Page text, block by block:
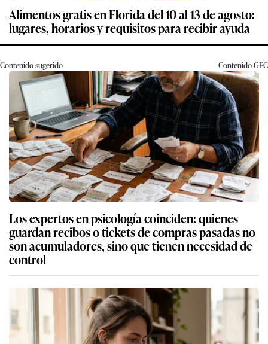
Alimentos gratis en Florida del 10 al 13 de agosto:
lugares, horarios y requisitos para recibir ayuda
Contenido sugerido ContenidoGEC
Los expertos en psicología coinciden: quienes
guardan recibos o tickets de compras pasadas no
son acumuladores, sino que tienen necesidad de
control